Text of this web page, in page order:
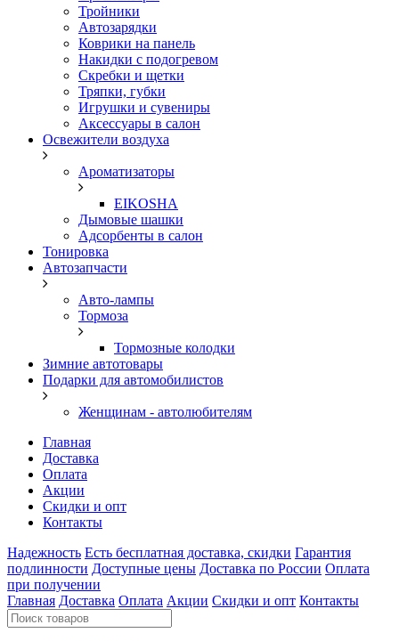
Тройники
Автозарядки
Коврики на панель
Накидки с подогревом
Скребки и щетки
Тряпки, губки
Игрушки и сувениры
Аксессуары в салон
Освежители воздуха
Ароматизаторы
EIKOSHA
Дымовые шашки
Адсорбенты в салон
Тонировка
Автозапчасти
Авто-лампы
Тормоза
Тормозные колодки
Зимние автотовары
Подарки для автомобилистов
Женщинам - автолюбителям
Главная
Доставка
Оплата
Акции
Скидки и опт
Контакты
Надежность Есть бесплатная доставка, скидки Гарантия
подлинности Доступные цены Доставка по России Оплата
при получении
Главная Доставка Оплата Акции Скидки и опт Контакты